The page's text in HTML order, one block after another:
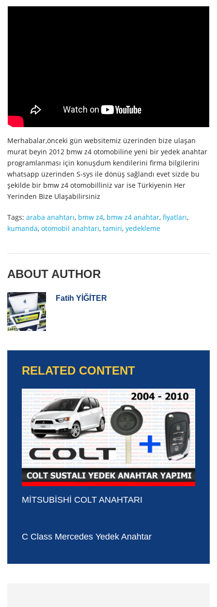
Merhabalar,önceki gün websitemiz üzerinden bize ulaşan
murat beyin 2012 bmw z4 otomobiline yeni bir yedek anahtar
programlanması için konuşdum kendilerini firma bilgilerini
whatsapp üzerinden S-sys ile dönüş sağlandı evet sizde bu
şekilde bir bmw z4 otomobilliniz var ise Türkiyenin Her
Yerinden Bize Ulaşabilirsiniz
Tags: araba anahtarı, bmw z4, bmw z4 anahtar, fiyatları,
kumanda, otomobil anahtarı, tamiri, yedekleme
ABOUT AUTHOR
Fatih YİĞİTER
RELATED CONTENT
MİTSUBİSHİ COLT ANAHTARI
C Class Mercedes Yedek Anahtar